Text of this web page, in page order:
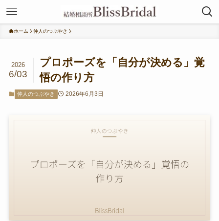
ホーム 仲人のつぶやき
プロポーズを「自分が決める」覚
悟の作り方
2026
6/03
仲人のつぶやき 2026年6月3日